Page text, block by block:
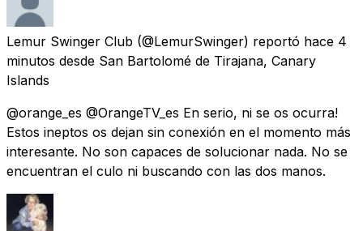
Lemur Swinger Club (@LemurSwinger) reportó hace 4
minutos desde San Bartolomé de Tirajana, Canary
Islands
@orange_es @OrangeTV_es En serio, ni se os ocurra!
Estos ineptos os dejan sin conexión en el momento más
interesante. No son capaces de solucionar nada. No se
encuentran el culo ni buscando con las dos manos.